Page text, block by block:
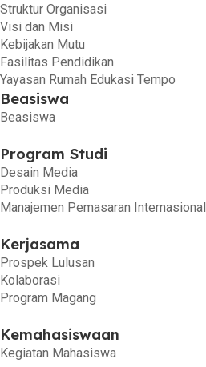
Struktur Organisasi
Visi dan Misi
Kebijakan Mutu
Fasilitas Pendidikan
Yayasan Rumah Edukasi Tempo
Beasiswa
Beasiswa
Program Studi
Desain Media
Produksi Media
Manajemen Pemasaran Internasional
Kerjasama
Prospek Lulusan
Kolaborasi
Program Magang
Kemahasiswaan
Kegiatan Mahasiswa